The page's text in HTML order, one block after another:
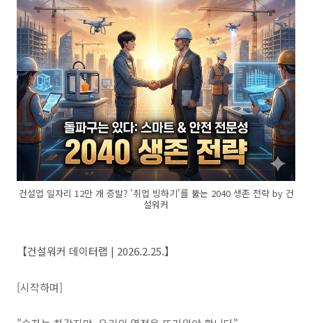
건설업 일자리 12만 개 증발? '취업 빙하기'를 뚫는 2040 생존 전략 by 건
설워커
【건설워커 데이터랩 | 2026.2.25.】
[시작하며]